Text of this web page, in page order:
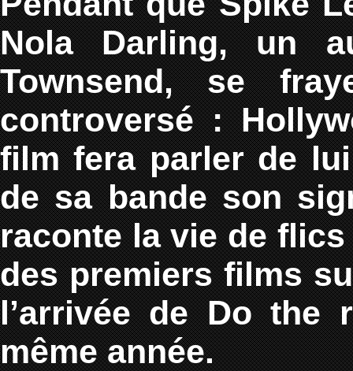
Nola Darling, un
Townsend, se
controversé :
film fera parler de
de sa bande son
raconte la vie de
des premiers films
l’arrivée de Do the
même année.